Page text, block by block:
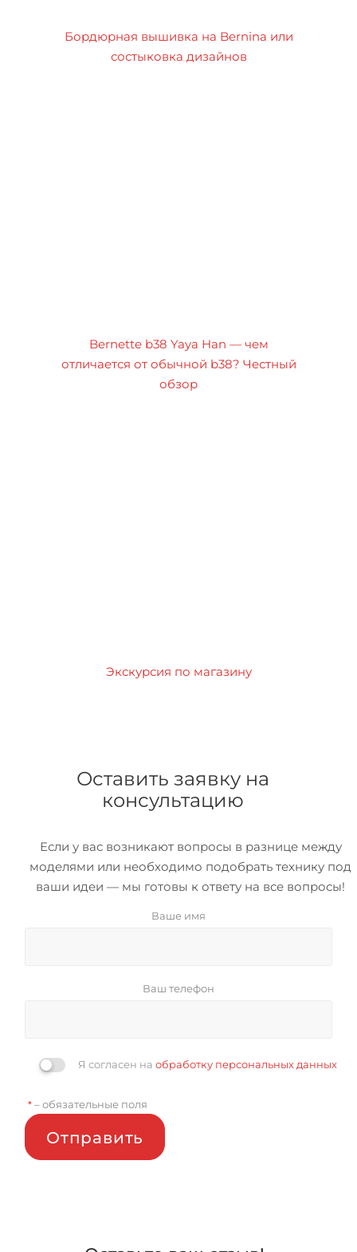
Бордюрная вышивка на Bernina или
состыковка дизайнов
Bernette b38 Yaya Han — чем
отличается от обычной b38? Честный
обзор
Экскурсия по магазину
Оставить заявку на
консультацию
Если у вас возникают вопросы в разнице между
моделями или необходимо подобрать технику под
ваши идеи — мы готовы к ответу на все вопросы!
Ваше имя
Ваш телефон
Я согласен на обработку персональных данных
Отправить
* – обязательные поля